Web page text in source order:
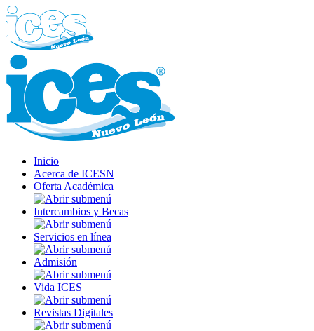
Inicio
Acerca de ICESN
Oferta Académica
Intercambios y Becas
Servicios en línea
Admisión
Vida ICES
Revistas Digitales